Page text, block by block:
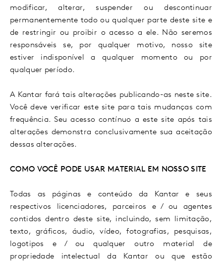
modificar, alterar, suspender ou descontinuar
permanentemente todo ou qualquer parte deste site e
de restringir ou proibir o acesso a ele. Não seremos
responsáveis se, por qualquer motivo, nosso site
estiver indisponível a qualquer momento ou por
qualquer período.
A Kantar fará tais alterações publicando-as neste site.
Você deve verificar este site para tais mudanças com
frequência. Seu acesso contínuo a este site após tais
alterações demonstra conclusivamente sua aceitação
dessas alterações.
COMO VOCÊ PODE USAR MATERIAL EM NOSSO SITE
Todas as páginas e conteúdo da Kantar e seus
respectivos licenciadores, parceiros e / ou agentes
contidos dentro deste site, incluindo, sem limitação,
texto, gráficos, áudio, vídeo, fotografias, pesquisas,
logotipos e / ou qualquer outro material de
propriedade intelectual da Kantar ou que estão